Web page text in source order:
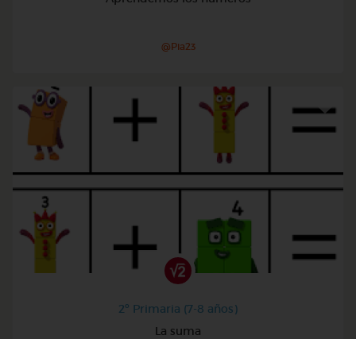
@Pia23
2º Primaria (7-8 años)
La suma